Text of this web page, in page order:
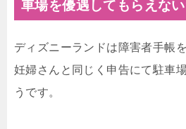
車場を優遇してもらえな
ディズニーランドは障害者手帳
妊婦さんと同じく申告にて駐車
うです。